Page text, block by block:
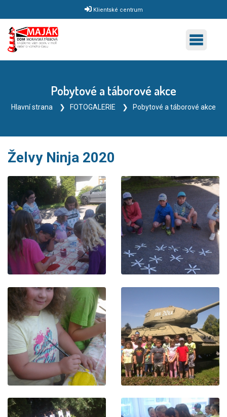
Klientské centrum
Pobytové a táborové akce
Hlavní strana FOTOGALERIE Pobytové a táborové akce
Želvy Ninja 2020